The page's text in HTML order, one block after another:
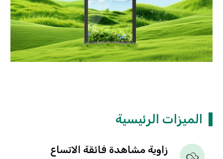
الميزات الرئيسية
زاوية مشاهدة فائقة الاتساع